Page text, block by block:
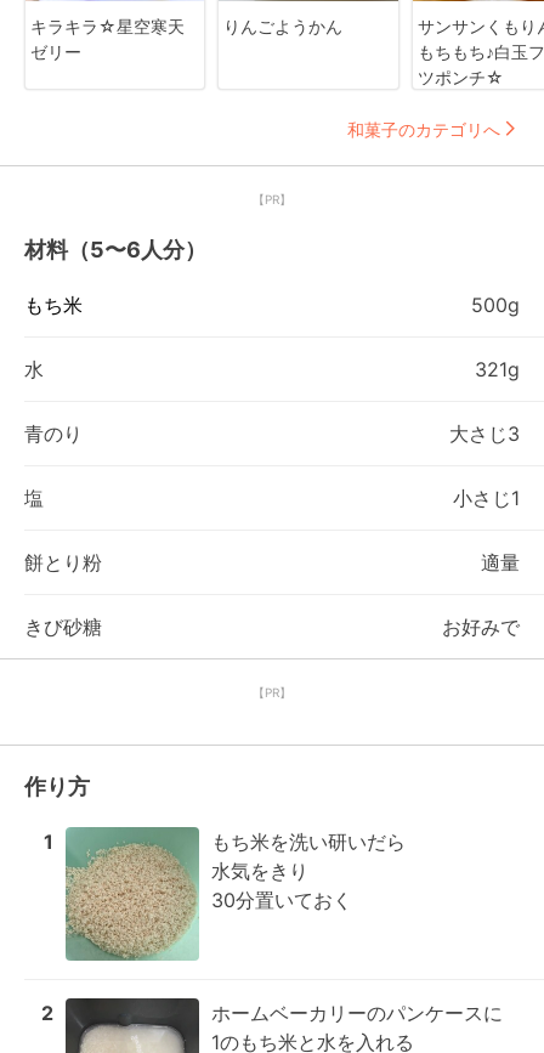
キラキラ☆星空寒天
ゼリー
りんごようかん
サンサンくもり
もちもち♪白玉
ツポンチ☆
和菓子のカテゴリへ
【PR】
材料（5〜6人分）
もち米 500g
水 321g
青のり 大さじ3
塩 小さじ1
餅とり粉 適量
きび砂糖 お好みで
【PR】
作り方
1
もち米を洗い研いだら
水気をきり
30分置いておく
2
ホームベーカリーのパンケースに
1のもち米と水を入れる